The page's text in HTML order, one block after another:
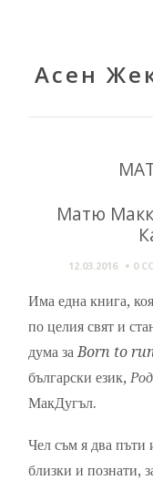
Асен
Матю
12.03.2016 0
Има една книга,
по целия свят и
дума заBorn to
български език,
МакДугъл.
Чел съм я два пъти
близки и познати,